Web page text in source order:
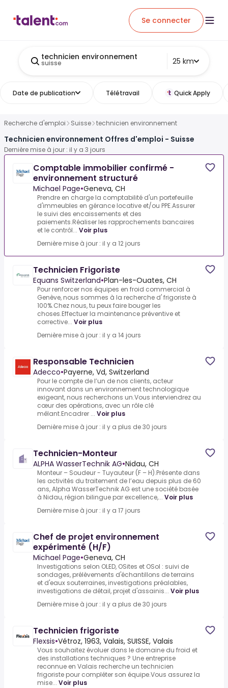
Se connecter
technicien environnement
suisse 25 km
Date de publication Télétravail Quick Apply
Recherche d'emploi Suisse technicien environnement
Technicien environnement Offres d'emploi - Suisse
Dernière mise à jour : il y a 3 jours
Comptable immobilier confirmé -
environnement structuré
Michael Page•Geneva, CH
Prendre en charge la comptabilité d'un portefeuille
d'immeubles en gérance locative et/ou PPE.Assurer
le suivi des encaissements et des
paiements.Réaliser les rapprochements bancaires
et le contrôl... Voir plus
Dernière mise à jour : il y a 12 jours
Technicien Frigoriste
Equans Switzerland•Plan-les-Ouates, CH
Pour renforcer nos équipes en froid commercial à
Genève, nous sommes à la recherche d' frigoriste à
100%.Chez nous, tu peux faire bouger les
choses.Effectuer la maintenance préventive et
corrective... Voir plus
Dernière mise à jour : il y a 14 jours
Responsable Technicien
Adecco•Payerne, Vd, Switzerland
Pour le compte de l’un de nos clients, acteur
innovant dans un environnement technologique
exigeant, nous recherchons un.Vous interviendrez au
cœur des opérations, avec un rôle clé
mêlant.Encadrer ... Voir plus
Dernière mise à jour : il y a plus de 30 jours
Technicien-Monteur
ALPHA WasserTechnik AG•Nidau, CH
Monteur – Soudeur - Tuyauteur (F – H).Présente dans
les activités du traitement de l’eau depuis plus de 60
ans, Alpha WasserTechnik AG est une société basée
à Nidau, région bilingue par excellence,... Voir plus
Dernière mise à jour : il y a 17 jours
Chef de projet environnement
expérimenté (H/F)
Michael Page•Geneva, CH
Investigations selon OLED, OSites et OSol : suivi de
sondages, prélèvements d'échantillons de terrains
et d'eaux souterraines, investigations préalables,
investigations de détail, projet d'assainis... Voir plus
Dernière mise à jour : il y a plus de 30 jours
Technicien frigoriste
Flexsis•Vétroz, 1963, Valais, SUISSE, Valais
Vous souhaitez évoluer dans le domaine du froid et
des installations techniques ? Une entreprise
reconnue en Valais recherche un technicien
frigoriste pour compléter son équipe.Vous assurez la
mise... Voir plus